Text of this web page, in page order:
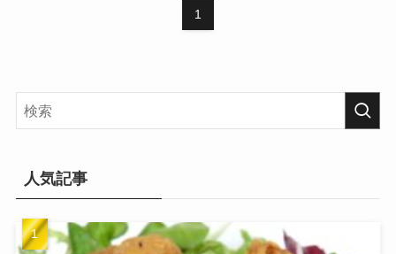
1
人気記事